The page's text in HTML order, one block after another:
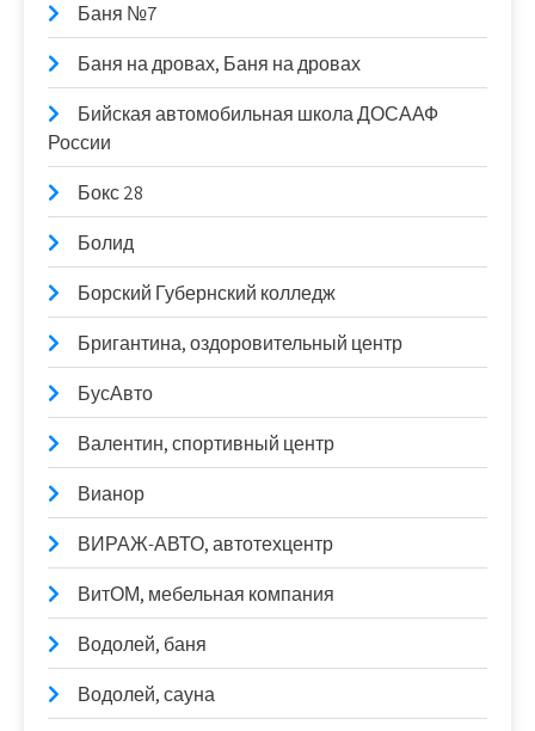
Баня №7
Баня на дровах, Баня на дровах
Бийская автомобильная школа ДОСААФ
России
Бокс 28
Болид
Борский Губернский колледж
Бригантина, оздоровительный центр
БусАвто
Валентин, спортивный центр
Вианор
ВИРАЖ-АВТО, автотехцентр
ВитОМ, мебельная компания
Водолей, баня
Водолей, сауна